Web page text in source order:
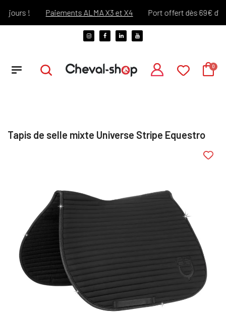
! Paiements ALMA X3 et X4 Port offert dès 69€
Tapis de selle mixte Universe Stripe Equestro